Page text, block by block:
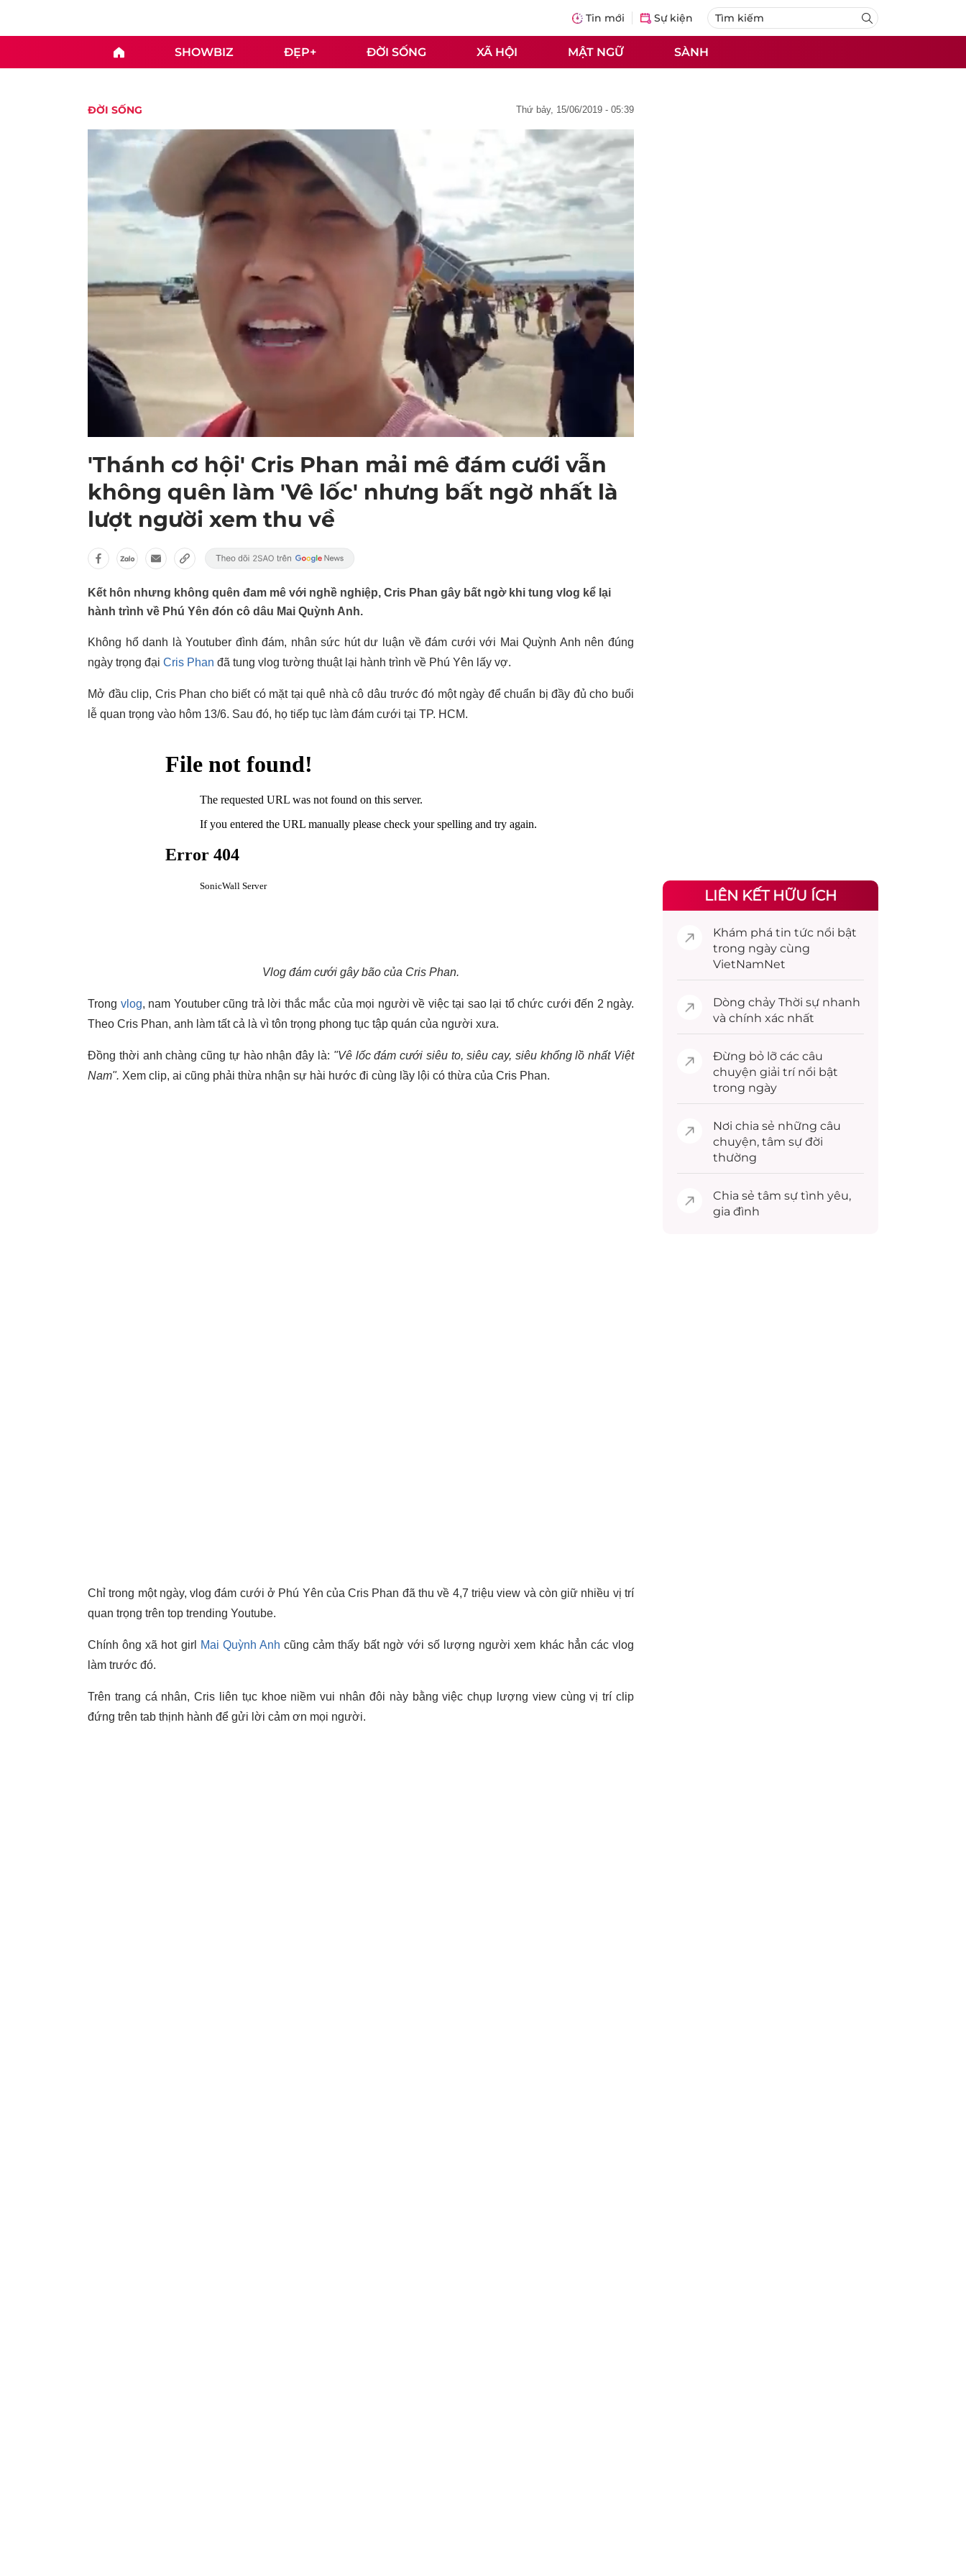
Tin mới Sự kiện
SHOWBIZ ĐẸP+ ĐỜI SỐNG XÃ HỘI MẬT NGỮ SÀNH
ĐỜI SỐNG thứ bảy, 15/06/2019 - 05:39
'Thánh cơ hội' Cris Phan mải mê đám cưới vẫn
không quên làm 'Vê lốc' nhưng bất ngờ nhất là
lượt người xem thu về
Kết hôn nhưng không quên đam mê với nghề nghiệp, Cris Phan gây bất ngờ khi tung vlog kể lại
hành trình về Phú Yên đón cô dâu Mai Quỳnh Anh.
Không hổ danh là Youtuber đình đám, nhân sức hút dư luận về đám cưới với Mai Quỳnh Anh nên đúng
ngày trọng đại Cris Phan đã tung vlog tường thuật lại hành trình về Phú Yên lấy vợ.
Mở đầu clip, Cris Phan cho biết có mặt tại quê nhà cô dâu trước đó một ngày để chuẩn bị đầy đủ cho buổi
lễ quan trọng vào hôm 13/6. Sau đó, họ tiếp tục làm đám cưới tại TP. HCM.
Vlog đám cưới gây bão của Cris Phan.
Trong vlog, nam Youtuber cũng trả lời thắc mắc của mọi người về việc tại sao lại tổ chức cưới đến 2 ngày.
Theo Cris Phan, anh làm tất cả là vì tôn trọng phong tục tập quán của người xưa.
Đồng thời anh chàng cũng tự hào nhận đây là: "Vê lốc đám cưới siêu to, siêu cay, siêu khổng lồ nhất Việt
Nam". Xem clip, ai cũng phải thừa nhận sự hài hước đi cùng lầy lội có thừa của Cris Phan.
Chỉ trong một ngày, vlog đám cưới ở Phú Yên của Cris Phan đã thu về 4,7 triệu view và còn giữ nhiều vị trí
quan trọng trên top trending Youtube.
Chính ông xã hot girl Mai Quỳnh Anh cũng cảm thấy bất ngờ với số lượng người xem khác hẳn các vlog
làm trước đó.
Trên trang cá nhân, Cris liên tục khoe niềm vui nhân đôi này bằng việc chụp lượng view cùng vị trí clip
đứng trên tab thịnh hành để gửi lời cảm ơn mọi người.
LIÊN KẾT HỮU ÍCH
Khám phá tin tức nổi bật
trong ngày cùng
VietNamNet
Dòng chảy Thời sự nhanh
và chính xác nhất
Đừng bỏ lỡ các câu
chuyện giải trínổi bật
trong ngày
Nơi chia sẻ những câu
chuyện, tâm sự đời
thường
Chia sẻ tâm sự tình yêu,
gia đình